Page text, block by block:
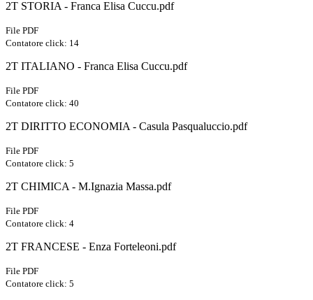
2T STORIA - Franca Elisa Cuccu.pdf
File PDF
Contatore click: 14
2T ITALIANO - Franca Elisa Cuccu.pdf
File PDF
Contatore click: 40
2T DIRITTO ECONOMIA - Casula Pasqualuccio.pdf
File PDF
Contatore click: 5
2T CHIMICA - M.Ignazia Massa.pdf
File PDF
Contatore click: 4
2T FRANCESE - Enza Forteleoni.pdf
File PDF
Contatore click: 5